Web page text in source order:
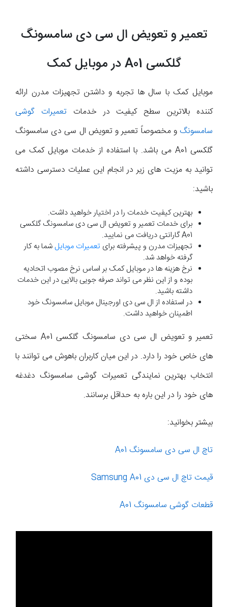
تعمیر و تعویض ال سی دی سامسونگ
گلکسی A01 در موبایل کمک
موبایل کمک با سال ها تجربه و داشتن تجهیزات مدرن ارائه
کننده بالاترین سطح کیفیت در خدماتتعمیرات گوشی
سامسونگو مخصوصاً تعمیر و تعویض ال سی دی سامسونگ
گلکسی A01 می باشد. با استفاده از خدمات موبایل کمک می
توانید به مزیت های زیر در انجام این عملیات دسترسی داشته
باشید:
بهترین کیفیت خدمات را در اختیار خواهید داشت.
برای خدمات تعمیر و تعویض ال سی دی سامسونگ گلکسی
A01 گارانتی دریافت می نمایید.
تجهیزات مدرن و پیشرفته برای تعمیرات موبایل شما به کار
گرفته خواهد شد.
نرخ هزینه ها در موبایل کمک بر اساس نرخ مصوب اتحادیه
بوده و از این نظر می تواند صرفه جویی بالایی در این خدمات
داشته باشید.
در استفاده از ال سی دی اورجینال موبایل سامسونگ خود
اطمینان خواهید داشت.
تعمیر و تعویض ال سی دی سامسونگ گلکسی A01 سختی
های خاص خود را دارد. در این میان کاربران باهوش می توانند با
انتخاب بهترین نمایندگی تعمیرات گوشی سامسونگ دغدغه
های خود را در این باره به حداقل برسانند.
بیشتر بخوانید:
تاچ ال سی دی سامسونگ A01
قیمت تاچ ال سی دی Samsung A01
قطعات گوشی سامسونگ A01